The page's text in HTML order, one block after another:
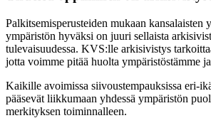
Palkitsemisperusteiden mukaan kansalaisten
ympäristön hyväksi on juuri sellaista
tulevaisuudessa. KVS:lle arkisivistys
jotta voimme pitää huolta ympäristöstämme
Kaikille avoimissa siivoustempauksissa eri-
pääsevät liikkumaan yhdessä ympäristön
merkityksen toiminnalleen.